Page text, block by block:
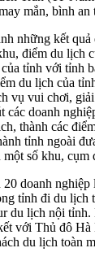
mắn, bình an
những kết
điểm du lịch
tỉnh với tỉnh
du lịch của
vụ vui chơi,
các doanh
thành các
tỉnh ngoài
số khu, cụm
doanh
tỉnh đi du lịch
du lịch nội
với Thủ đô Hà
du lịch toàn